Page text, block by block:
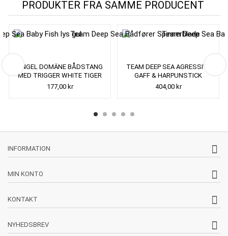
PRODUKTER FRA SAMME PRODUCENT
ANGEL DOMÄNE BÅDSTANG
MED TRIGGER WHITE TIGER
177,00 kr
TEAM DEEP SEA AGRESSIVE
GAFF & HARPUNSTICK
404,00 kr
INFORMATION
MIN KONTO
KONTAKT
NYHEDSBREV